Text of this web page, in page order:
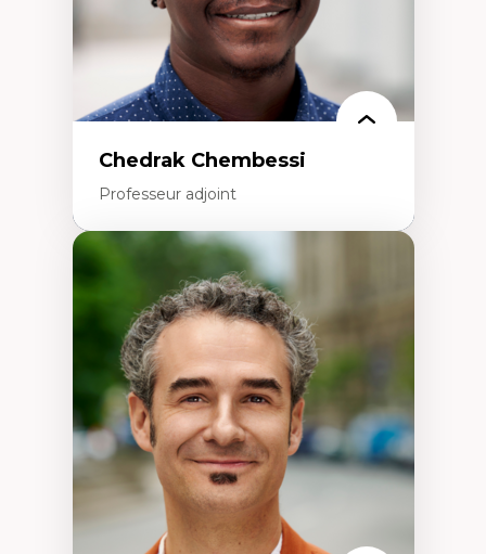
Chedrak Chembessi
Professeur adjoint
Économie circulaire
Modèles d’affaires durables
Histoire des faits économiques
Gestion durable des ressources naturelles
Écologie industrielle
Aménagement durable du territoire
Développement régional
Coopératives
Télétravail en milieu rural francophone
Transition socio-écologique